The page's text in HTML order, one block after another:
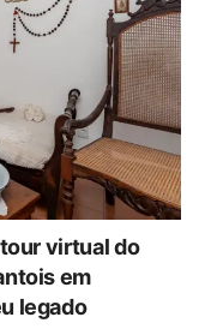
virtual do
em
legado